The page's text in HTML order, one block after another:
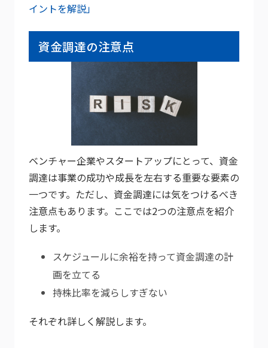
イントを解説」
資金調達の注意点
ベンチャー企業やスタートアップにとって、資金
調達は事業の成功や成長を左右する重要な要素の
一つです。ただし、資金調達には気をつけるべき
注意点もあります。ここでは2つの注意点を紹介
します。
スケジュールに余裕を持って資金調達の計
画を立てる
持株比率を減らしすぎない
それぞれ詳しく解説します。